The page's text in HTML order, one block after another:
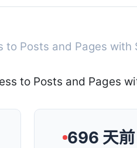
to Posts and Pages with
696 天前